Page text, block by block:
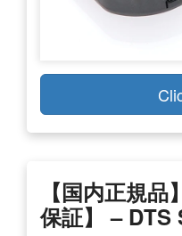
【国内正規
保証】 – DTS